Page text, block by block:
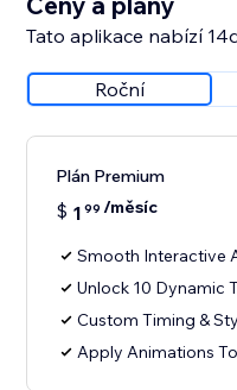
Tato aplikace nabízí
Roční
Plán Premium
$ 1 99 /měsíc
Smooth Interactive
Unlock 10 Dynamic
Custom Timing &
Apply Animations